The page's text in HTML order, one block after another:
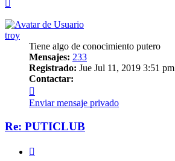
troy
Tiene algo de conocimiento putero
Mensajes: 233
Registrado: Jue Jul 11, 2019 3:51 pm
Contactar:
troy
Enviar mensaje privado
Re: PUTICLUB